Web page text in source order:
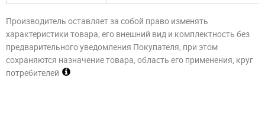
Производитель оставляет за собой право изменять
характеристики товара, его внешний вид и комплектность без
предварительного уведомления Покупателя, при этом
сохраняются назначение товара, область его применения, круг
потребителей